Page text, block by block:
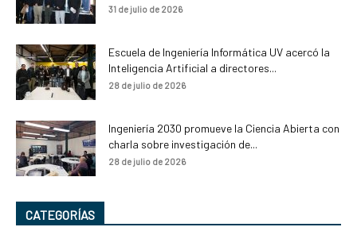
31 de julio de 2026
Escuela de Ingeniería Informática UV acercó la
Inteligencia Artificial a directores...
28 de julio de 2026
Ingeniería 2030 promueve la Ciencia Abierta con
charla sobre investigación de...
28 de julio de 2026
CATEGORÍAS